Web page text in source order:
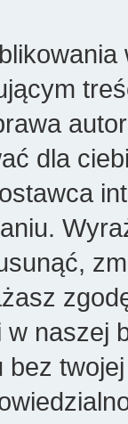
dla
naszej